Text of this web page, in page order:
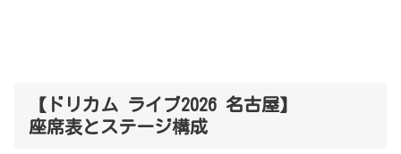
【ドリカム ライブ2026 名古屋】
座席表とステージ構成